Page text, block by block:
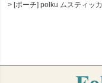
[ポーチ] polku ムスティッカ